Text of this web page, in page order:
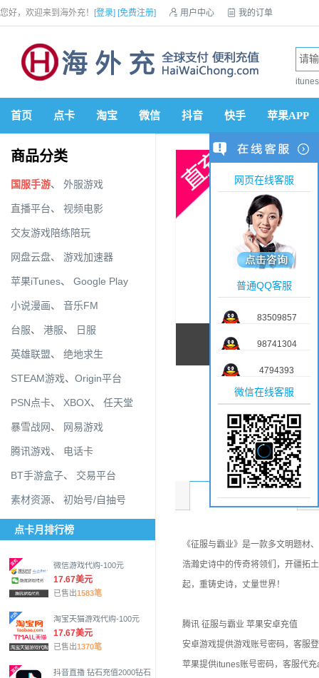
您好，欢迎来到海外充！ [登录] [免费注册]  用户中心  我的订单
首页 点卡 淘宝 微信 抖音 快手 苹果APP
商品分类
国服手游、 外服游戏
直播平台、 视频电影
交友游戏陪练陪玩
网盘云盘、 游戏加速器
苹果iTunes、 Google Play
小说漫画、 音乐FM
台服、 港服、 日服
英雄联盟、 绝地求生
STEAM游戏、 Origin平台
PSN点卡、 XBOX、 任天堂
暴雪战网、 网易游戏
腾讯游戏、 电话卡
BT手游盒子、 交易平台
素材资源、 初始号/自抽号
点卡月排行榜
微信游戏代购-100元
17.67美元
已售出1583笔
淘宝天猫游戏代购-100元
17.67美元
已售出1370笔
抖音直播 钻石充值2000钻石
商品介绍
《征服与霸业》是一款多文明题材
浩瀚史诗中的传奇将领们，开疆拓
起，重铸史诗，丈量世界！
腾讯 征服与霸业 苹果安卓充值
安卓游戏提供游戏账号密码，客服
苹果提供itunes账号密码，客服代
网页在线客服
普通QQ客服
83509857
98741304
4794393
微信在线客服